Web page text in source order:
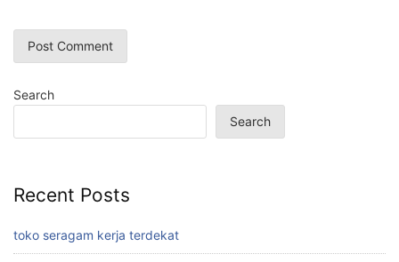
Search
Search
Recent Posts
toko seragam kerja terdekat